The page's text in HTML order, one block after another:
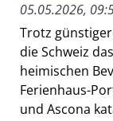
05.05.2026,
Trotz
die Schweiz
heimischen
Ferienhaus-
und Ascona